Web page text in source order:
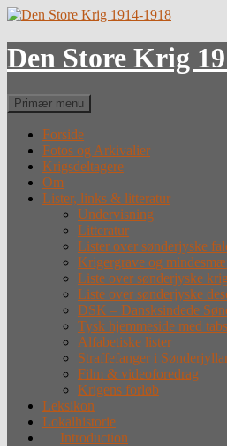
Hop
indhold
Den Store Krig
Søg
Primær menu
Forside
Fotos og Arkivalier
Krigsdeltagere
Om
Lister, links & litteratur
Undervisning
Litteratur
Lister over sønderjyske
Krigergrave og
Liste over sønderjyske
Liste over sønderjyske
DSK – Dansksindede
Tysk hjemmeside med
Alfabetiske lister
Straffefanger i
Film & videoforedrag
Krigens forløb
Leksikon
Lokalhistorie
Introduction